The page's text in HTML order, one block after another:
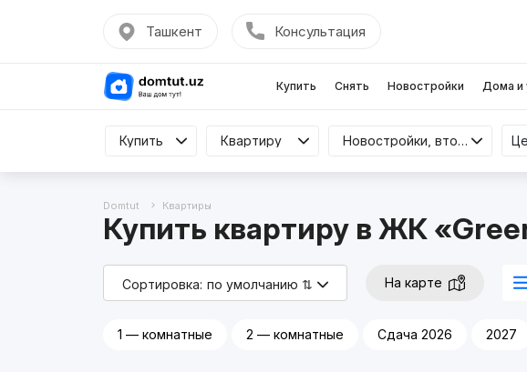
Ташкент Консультация
Купить Снять Новостройки Дома и
Купить
Купить Квартиру
Квартиру Все Новостройки, вторичка
Domtut Квартиры
Купить квартиру в ЖК
Сортировка: по умолчанию ⇅ На карте
1 — комнатные 2 — комнатные Сдача 2026 2027